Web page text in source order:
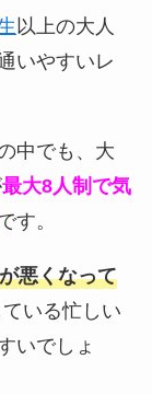
以上の大人
いやすいレ
中でも、大
最大8人制で気
す。
悪くなって
いる忙しい
いでしょ